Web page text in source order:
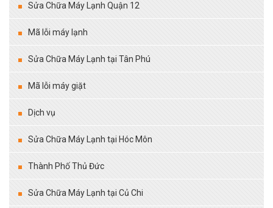
Sửa Chữa Máy Lạnh Quận 12
Mã lỗi máy lạnh
Sửa Chữa Máy Lạnh tại Tân Phú
Mã lỗi máy giặt
Dịch vụ
Sửa Chữa Máy Lạnh tại Hóc Môn
Thành Phố Thủ Đức
Sửa Chữa Máy Lạnh tại Củ Chi